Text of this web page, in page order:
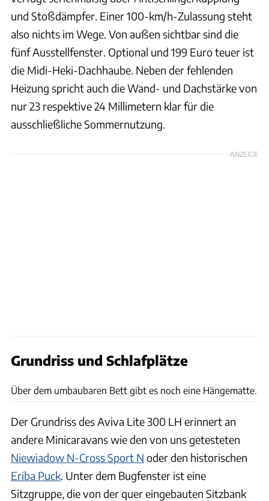
und Stoßdämpfer. Einer 100-km/h-Zulassung steht
also nichts im Wege. Von außen sichtbar sind die
fünf Ausstellfenster. Optional und 199 Euro teuer ist
die Midi-Heki-Dachhaube. Neben der fehlenden
Heizung spricht auch die Wand- und Dachstärke von
nur 23 respektive 24 Millimetern klar für die
ausschließliche Sommernutzung.
ANZEIGE
Grundriss und Schlafplätze
Über dem umbaubaren Bett gibt es noch eine Hängematte.
Der Grundriss des Aviva Lite 300 LH erinnert an
andere Minicaravans wie den von uns getesteten
Niewiadow N-Cross Sport N oder den historischen
Eriba Puck. Unter dem Bugfenster ist eine
Sitzgruppe, die von der quer eingebauten Sitzbank